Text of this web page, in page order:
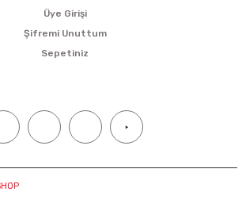
Üye Girişi
Şifremi Unuttum
Sepetiniz
Tüm hakları saklıdır. Kredi kartı bilgileriniz